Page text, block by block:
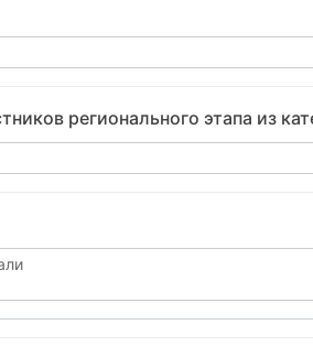
регионального этапа из